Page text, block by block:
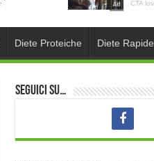
Diete Proteiche Diete Rapide
Seguici su…